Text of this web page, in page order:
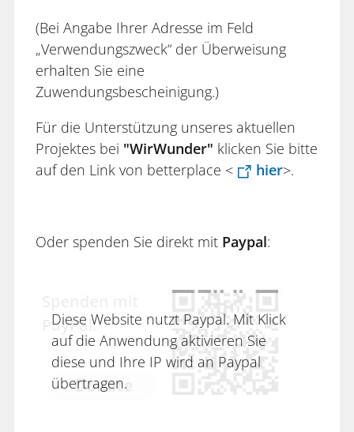
(Bei Angabe Ihrer Adresse im Feld
„Verwendungszweck“ der Überweisung
erhalten Sie eine
Zuwendungsbescheinigung.)
Für die Unterstützung unseres aktuellen
Projektes bei "WirWunder" klicken Sie bitte
auf den Link von betterplace <
hier>.
Oder spenden Sie direkt mit Paypal:
Diese Website nutzt Paypal. Mit Klick
auf die Anwendung aktivieren Sie
diese und Ihre IP wird an Paypal
übertragen.